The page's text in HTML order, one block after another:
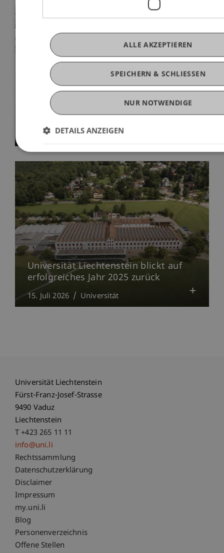
Achtsamkeit und Selbstführung: Neue
Studie zeigt Wege aus der Stressfalle
20. Juli 2026 Forschung Forschende
Universität Führung
Universität Liechtenstein blickt auf
erfolgreiches Jahr 2025 zurück
15. Juli 2026 Universität
Universität Liechtenstein
Fürst-Franz-Josef-Strasse
9490 Vaduz
Liechtenstein
T +423 265 11 11
info@uni.li
Fußzeile Rechtliche Hinweise
Rechtssammlung
Datenschutzerklärung
Disclaimer
Impressum
Fußzeile Subdomain-Verzeichnis
my.uni.li
Blog
Personenverzeichnis
Offene Stellen
SPEICHERN & SCHLIESSEN
ALLE AKZEPTIEREN
NUR NOTWENDIGE
DETAILS ANZEIGEN